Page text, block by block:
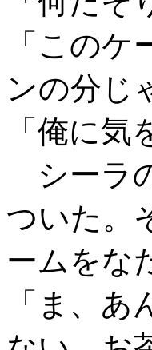
「この
ンの分じ
「俺に
シーラ
ついた。
ームをな
「ま、